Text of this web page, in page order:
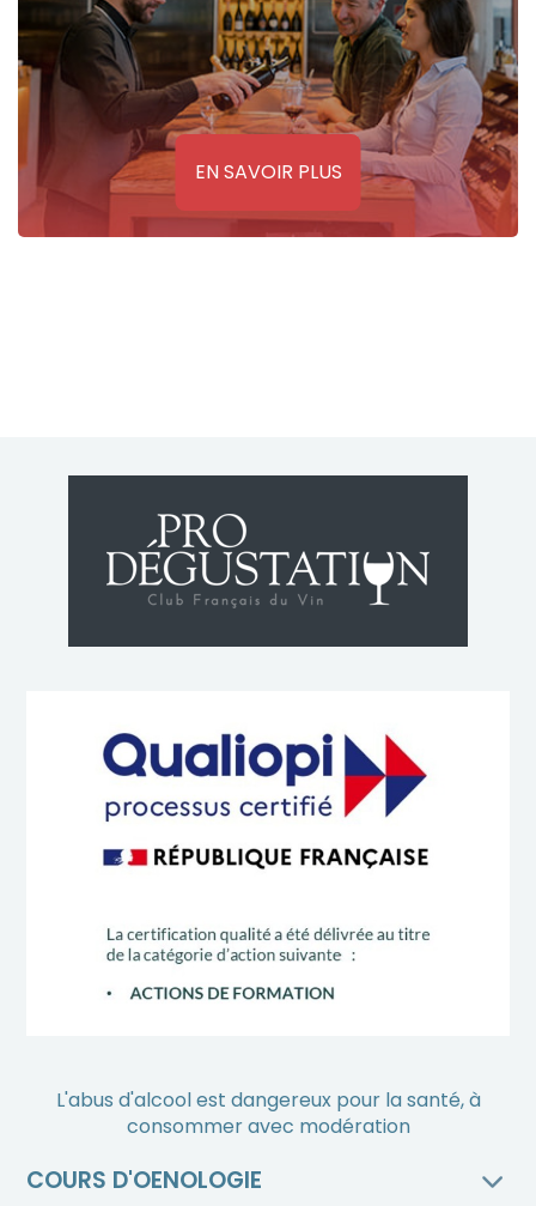
EN SAVOIR PLUS
L'abus d'alcool est dangereux pour la santé, à
consommer avec modération
COURS D'OENOLOGIE